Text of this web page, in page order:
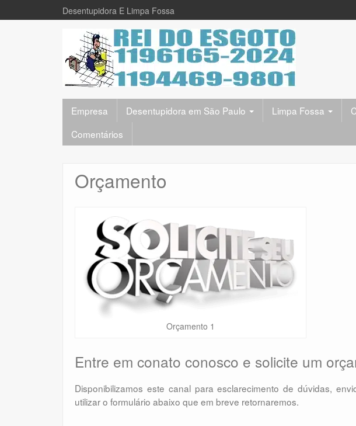
Desentupidora E Limpa Fossa
Empresa Desentupidora em São Paulo Limpa Fossa
Comentários
Orçamento
Orçamento 1
Entre em conato conosco e solicite um
Disponibilizamos este canal para esclarecimento de dúvidas,
utilizar o formulário abaixo que em breve retornaremos.